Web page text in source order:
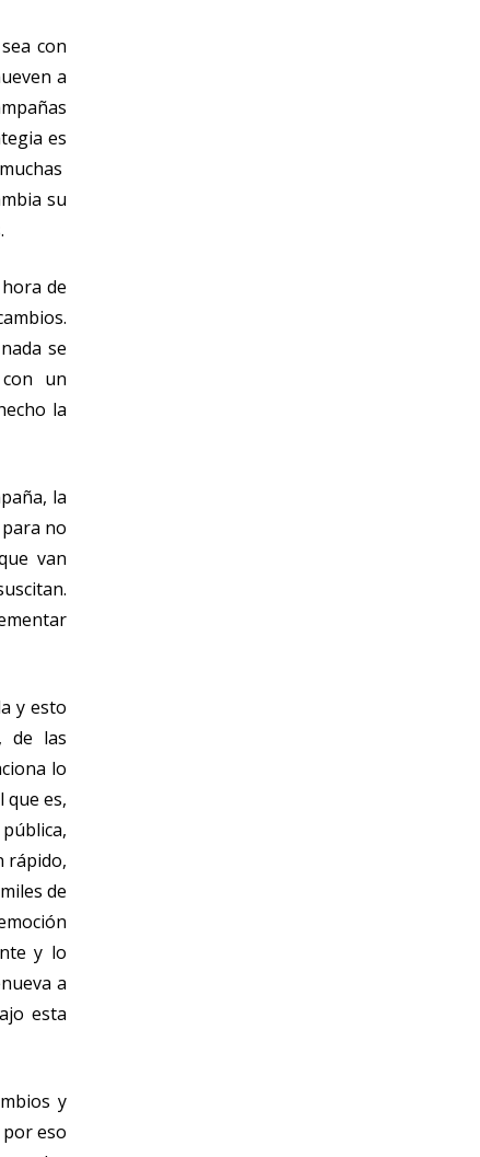
con
a
es
su
de
se
un
la
la
para no
van
y esto
de las
lo
es,
rápido,
de
y lo
a
esta
y
eso